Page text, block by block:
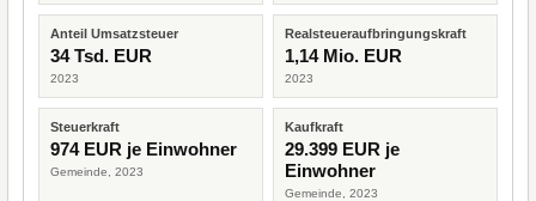
Anteil Umsatzsteuer
34 Tsd. EUR
2023
Realsteueraufbringungskraft
1,14 Mio. EUR
2023
Steuerkraft
974 EUR je Einwohner
Gemeinde, 2023
Kaufkraft
29.399 EUR je
Einwohner
Gemeinde, 2023